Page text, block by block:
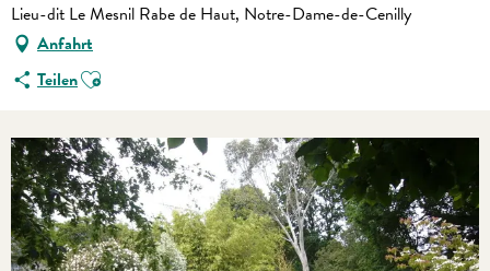
Lieu-dit Le Mesnil Rabe de Haut, Notre-Dame-de-Cenilly
Anfahrt
TeilenAjouter aux favoris